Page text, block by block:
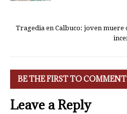
Tragedia en Calbuco: joven muere
BE THE FIRST TO COMMENT
Leave a Reply